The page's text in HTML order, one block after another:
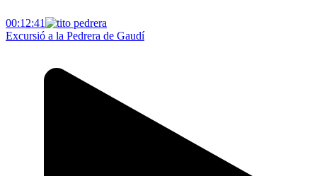
00:12:41
Excursió a la Pedrera de Gaudí